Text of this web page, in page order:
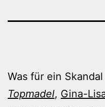
Was für ein
Topmadel, Gina-